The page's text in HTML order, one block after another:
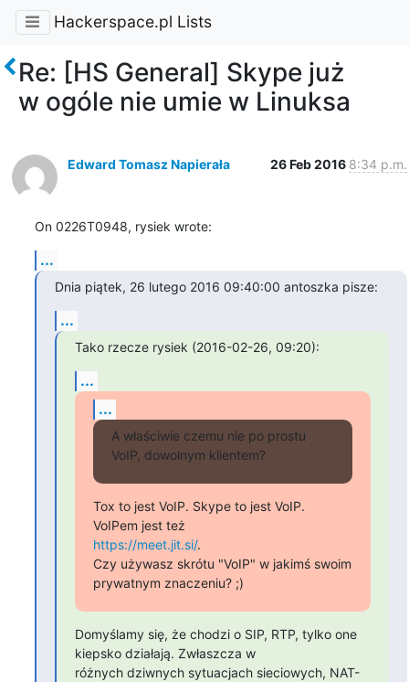
Hackerspace.pl Lists
Re: [HS General] Skype już
w ogóle nie umie w Linuksa
Edward Tomasz Napierała 26 Feb 2016 8:34 p.m.
On 0226T0948, rysiek wrote:
...
Dnia piątek, 26 lutego 2016 09:40:00 antoszka pisze:
...
Tako rzecze rysiek (2016-02-26, 09:20):
...
...
A właściwie czemu nie po prostu
VoIP, dowolnym klientem?
Tox to jest VoIP. Skype to jest VoIP.
https://meet.jit.si/.
Czy używasz skrótu "VoIP" w jakimś swoim
prywatnym znaczeniu? ;)
Domyślamy się, że chodzi o SIP, RTP, tylko one
kiepsko działają. Zwłaszcza w
różnych dziwnych sytuacjach sieciowych, NAT-